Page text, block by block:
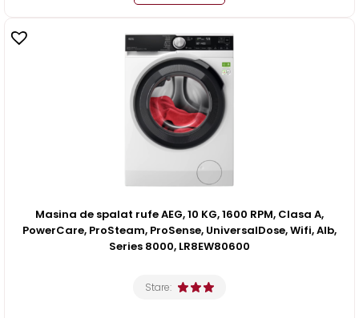
Masina de spalat rufe AEG, 10 KG, 1600 RPM, Clasa A,
PowerCare, ProSteam, ProSense, UniversalDose, Wifi, Alb,
Series 8000, LR8EW80600
Stare: